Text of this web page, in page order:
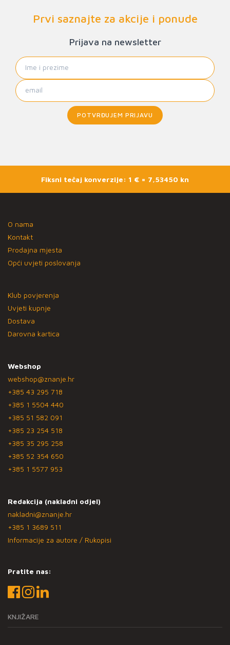
Prvi saznajte za akcije i ponude
Prijava na newsletter
POTVRĐUJEM PRIJAVU
Fiksni tečaj konverzije: 1 € = 7,53450 kn
O nama
Kontakt
Prodajna mjesta
Opći uvjeti poslovanja
Klub povjerenja
Uvjeti kupnje
Dostava
Darovna kartica
Webshop
webshop@znanje.hr
+385 43 295 718
+385 1 5504 440
+385 51 582 091
+385 23 254 518
+385 35 295 258
+385 52 354 650
+385 1 5577 953
Redakcija (nakladni odjel)
nakladni@znanje.hr
+385 1 3689 511
Informacije za autore / Rukopisi
Pratite nas:
KNJIŽARE